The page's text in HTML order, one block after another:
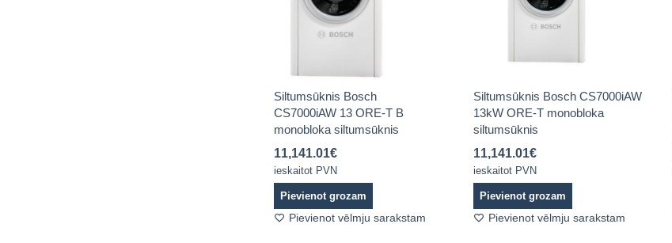
Siltumsūknis Bosch
CS7000iAW 13 ORE-T B
monobloka siltumsūknis
11,141.01€
ieskaitot PVN
Pievienot grozam
Pievienot vēlmju sarakstam
Siltumsūknis Bosch CS7000iAW
13kW ORE-T monobloka
siltumsūknis
11,141.01€
ieskaitot PVN
Pievienot grozam
Pievienot vēlmju sarakstam